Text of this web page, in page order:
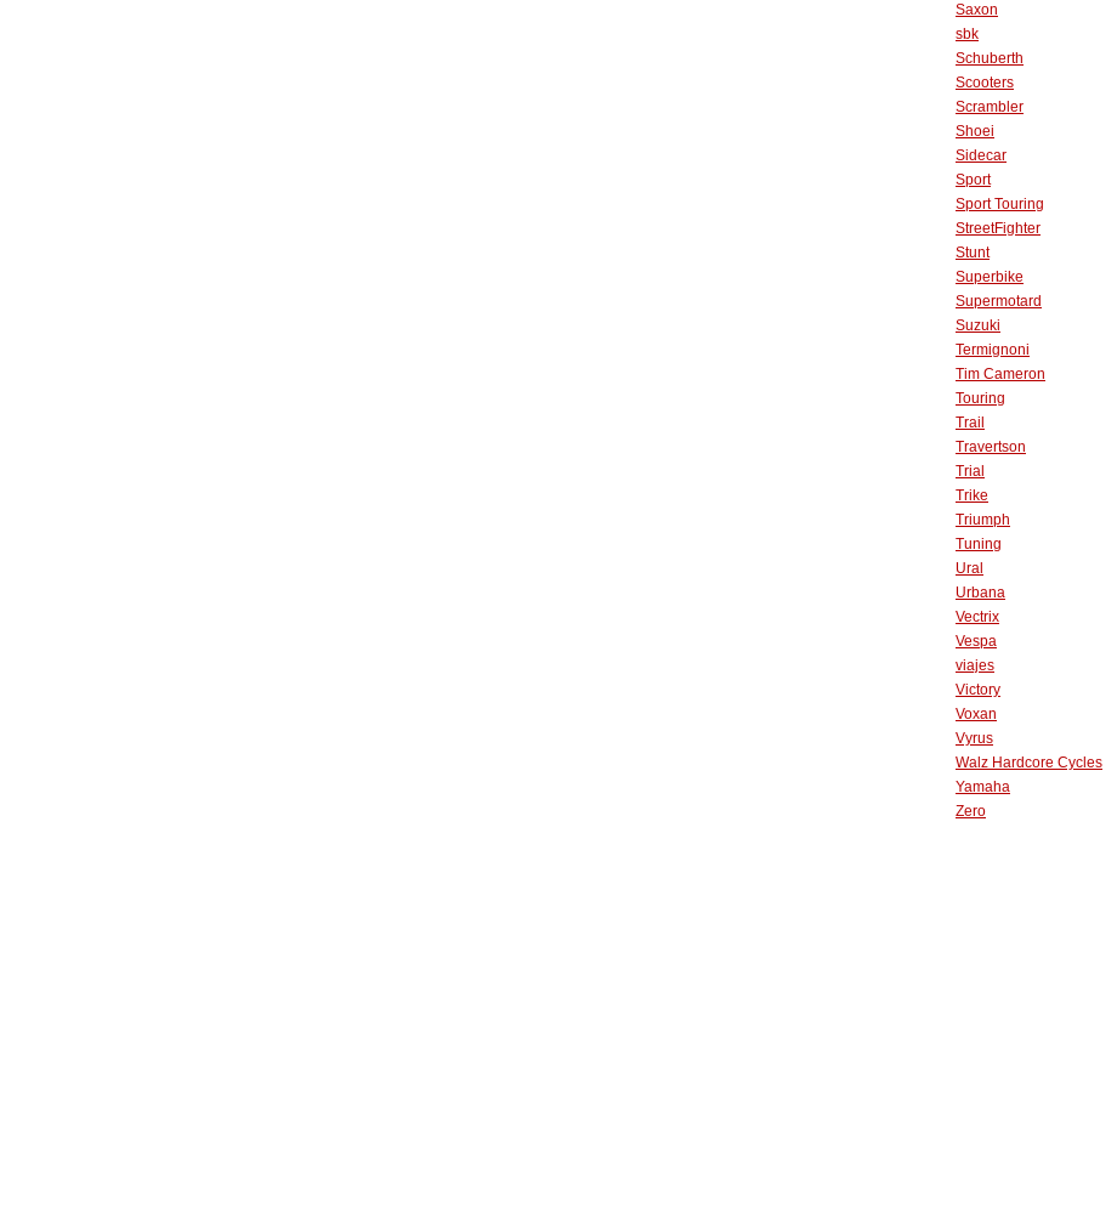
Saxon
sbk
Schuberth
Scooters
Scrambler
Shoei
Sidecar
Sport
Sport Touring
StreetFighter
Stunt
Superbike
Supermotard
Suzuki
Termignoni
Tim Cameron
Touring
Trail
Travertson
Trial
Trike
Triumph
Tuning
Ural
Urbana
Vectrix
Vespa
viajes
Victory
Voxan
Vyrus
Walz Hardcore Cycles
Yamaha
Zero